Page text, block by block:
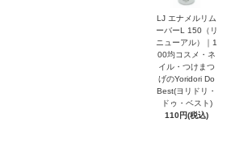
LJ エナメルリム
ーバーL 150（リ
ニューアル）｜1
00均コスメ・ネ
イル・つけまつ
げのYoridori Do
Best(ヨリドリ・
ドゥ・ベスト)
110円(税込)